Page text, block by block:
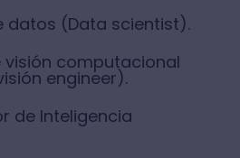
datos (Data scientist).
visión computacional
engineer).
de Inteligencia